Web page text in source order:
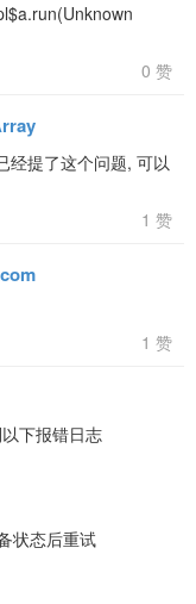
0 赞
经提了这个问题, 可以
1 赞
1 赞
下报错日志
状态后重试